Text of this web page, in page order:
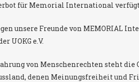
für Memorial International
unsere Freunde von MEMORIAL
UOKG e.V.
von Menschenrechten steht die
denen Meinungsfreiheit und